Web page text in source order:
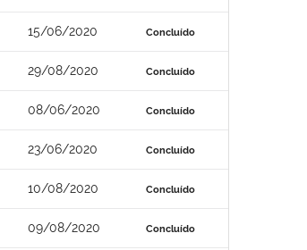
15/06/2020 Concluído
29/08/2020 Concluído
08/06/2020 Concluído
23/06/2020 Concluído
10/08/2020 Concluído
09/08/2020 Concluído